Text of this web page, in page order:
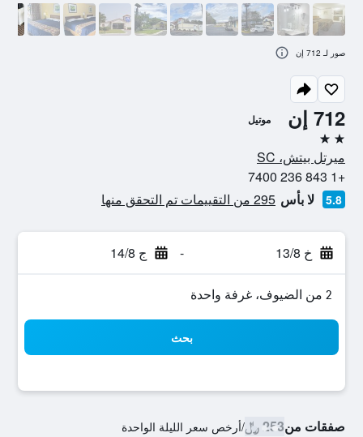
712 إن موتيل
2 نجمتين
ميرتل بيتش، SC
+1 843 236 7400
5.8 لا بأس 295 من التقييمات تم التحقق منها
خ 13/8 - ج 14/8
2 من الضيوف، غرفة واحدة
بحث
صفقات من253 ﷼ /أرخص سعر الليلة الواحدة
صور لـ 712 إن